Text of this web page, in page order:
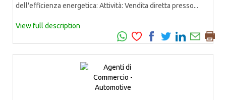
dell'efficienza energetica: Attività: Vendita diretta presso...
View full description